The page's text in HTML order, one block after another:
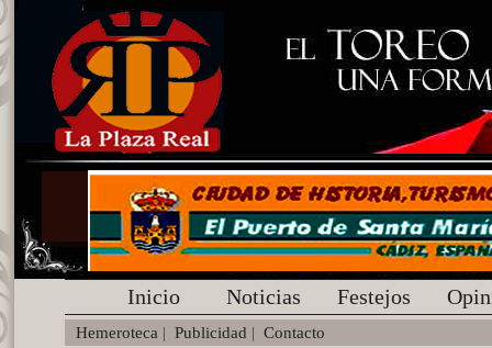
Inicio Noticias Festejos
Hemeroteca | Publicidad | Contacto